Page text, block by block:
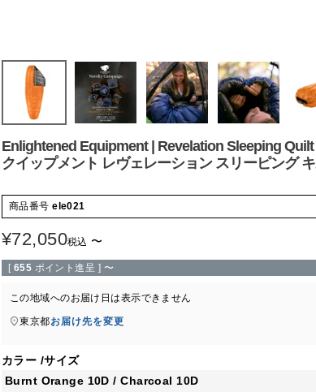
Enlightened Equipment | Revelation Sleeping Quilt
クイップメント レヴェレーション スリーピング
商品番号 ele021
¥72,050税込 〜
[ 655 ポイント進呈 ] 〜
この地域へのお届け日は表示できません
東京都お届け先を変更
カラー サイズ
Burnt Orange 10D / Charcoal 10D